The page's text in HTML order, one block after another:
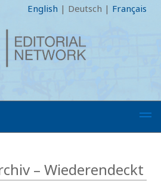
English | Deutsch | Français
– Wiederendeckt